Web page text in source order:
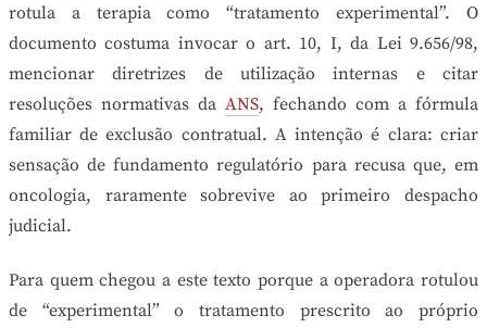
rotula a terapia como “tratamento experimental”. O
documento costuma invocar o art. 10, I, da Lei 9.656/98,
mencionar diretrizes de utilização internas e citar
resoluções normativas da ANS, fechando com a fórmula
familiar de exclusão contratual. A intenção é clara: criar
sensação de fundamento regulatório para recusa que, em
oncologia, raramente sobrevive ao primeiro despacho
judicial.
Para quem chegou a este texto porque a operadora rotulou
de “experimental” o tratamento prescrito ao próprio